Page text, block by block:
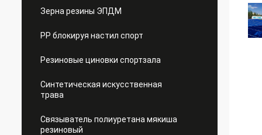
Зерна резины ЭПДМ
PP блокируя настил спорт
Резиновые циновки спортзала
Синтетическая искусственная
трава
Связыватель полиуретана мякиша
резиновый